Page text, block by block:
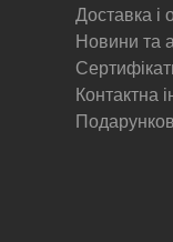
Доставка і
Новини та
Контактна